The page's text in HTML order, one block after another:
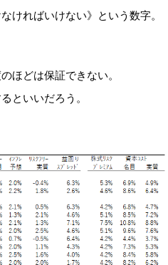
ければいけない》という数字。
ほどは保証できない。
といいだろう。